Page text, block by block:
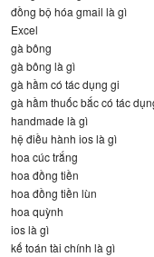
đồng bộ hóa gmail là gì
Excel
gà bông
gà bông là gì
gà hầm có tác dụng gi
gà hầm thuốc bắc có tác
handmade là gì
hệ điều hành ios là gì
hoa cúc trắng
hoa đồng tiền
hoa đồng tiền lùn
hoa quỳnh
ios là gì
kế toán tài chính là gì